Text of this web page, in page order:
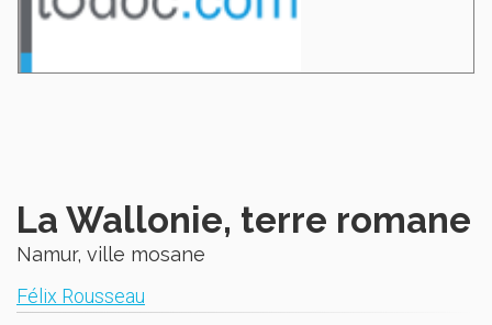
La Wallonie, terre romane
Namur, ville mosane
Félix Rousseau